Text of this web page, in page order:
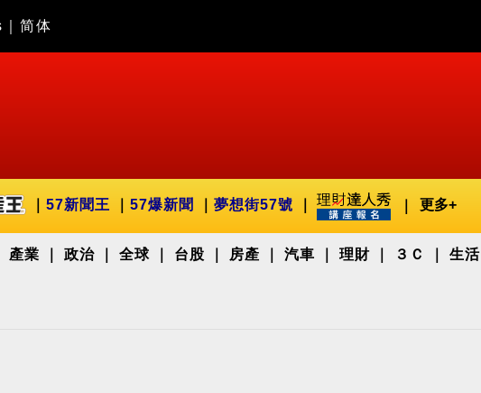
简体
57新聞王 57爆新聞 夢想街57號 更多+
產業 政治 全球 台股 房產 汽車 理財 ３Ｃ 生活